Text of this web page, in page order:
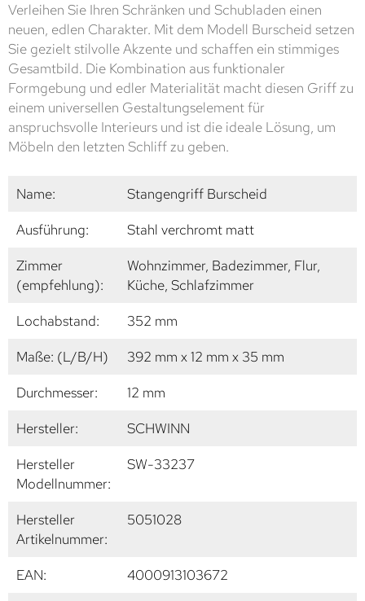
Verleihen Sie Ihren Schränken und Schubladen einen
neuen, edlen Charakter. Mit dem Modell Burscheid setzen
Sie gezielt stilvolle Akzente und schaffen ein stimmiges
Gesamtbild. Die Kombination aus funktionaler
Formgebung und edler Materialität macht diesen Griff zu
einem universellen Gestaltungselement für
anspruchsvolle Interieurs und ist die ideale Lösung, um
Möbeln den letzten Schliff zu geben.
Name:
Stangengriff Burscheid
Ausführung:
Stahl verchromt matt
Zimmer
(empfehlung):
Wohnzimmer, Badezimmer, Flur,
Küche, Schlafzimmer
Lochabstand:
352 mm
Maße: (L/B/H)
392 mm x 12 mm x 35 mm
Durchmesser:
12 mm
Hersteller:
SCHWINN
Hersteller
Modellnummer:
SW-33237
Hersteller
Artikelnummer:
5051028
EAN:
4000913103672